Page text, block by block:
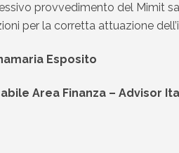
provvedimento del Mimit
per la corretta attuazione
Esposito
Area Finanza – Advisor